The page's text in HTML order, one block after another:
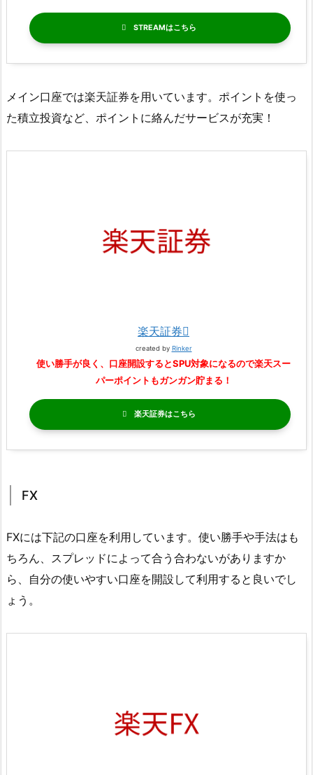
STREAM
メイン口座では楽天証券を用いています。ポイントを使っ
た積立投資など、ポイントに絡んだサービスが充実！
楽天証券
created by Rinker
使い勝手が良く、口座開設するとSPU対象になるので楽天スー
パーポイントもガンガン貯まる！
楽天証券
FX
FXには下記の口座を利用しています。使い勝手や手法はも
ちろん、スプレッドによって合う合わないがありますか
ら、自分の使いやすい口座を開設して利用すると良いでし
ょう。